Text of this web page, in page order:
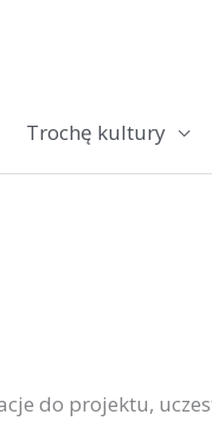
Trochę kultury
do projektu,